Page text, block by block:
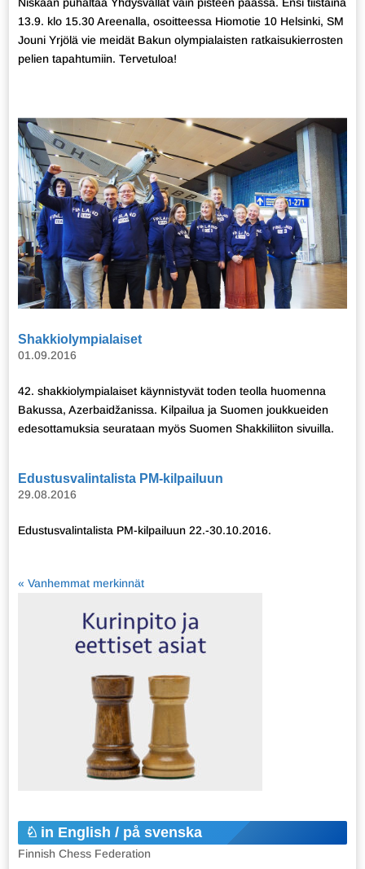
Niskaan puhaltaa Yhdysvallat vain pisteen päässä. Ensi tiistaina
13.9. klo 15.30 Areenalla, osoitteessa Hiomotie 10 Helsinki, SM
Jouni Yrjölä vie meidät Bakun olympialaisten ratkaisukierrosten
pelien tapahtumiin. Tervetuloa!
Shakkiolympialaiset
01.09.2016
42. shakkiolympialaiset käynnistyvät toden teolla huomenna
Bakussa, Azerbaidžanissa. Kilpailua ja Suomen joukkueiden
edesottamuksia seurataan myös Suomen Shakkiliiton sivuilla.
Edustusvalintalista PM-kilpailuun
29.08.2016
Edustusvalintalista PM-kilpailuun 22.-30.10.2016.
« Vanhemmat merkinnät
in English / på svenska
Finnish Chess Federation